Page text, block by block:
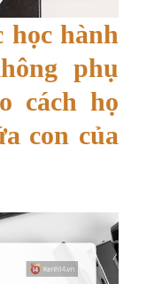
học hành
phụ
cách họ
con của